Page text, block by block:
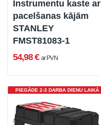
Instrumentu kaste ar
pacelšanas kājām
STANLEY
FMST81083-1
54,98 € ar PVN
PIEGĀDE 2-3 DARBA DIENU LAIKĀ